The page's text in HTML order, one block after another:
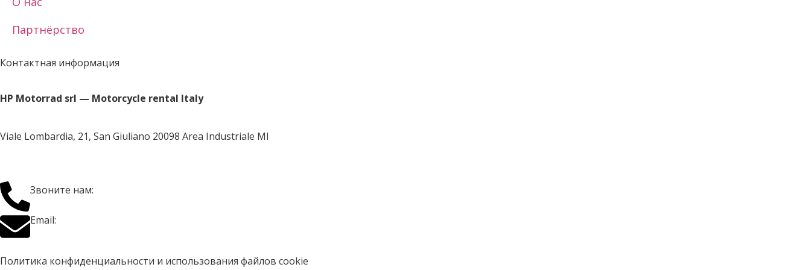
Партнёрство
Контактная информация
HP Motorrad srl — Motorcycle rental Italy
Viale Lombardia, 21, San Giuliano 20098 Area Industriale MI
Звоните нам:
Email:
Политика конфиденциальности и использования файлов cookie